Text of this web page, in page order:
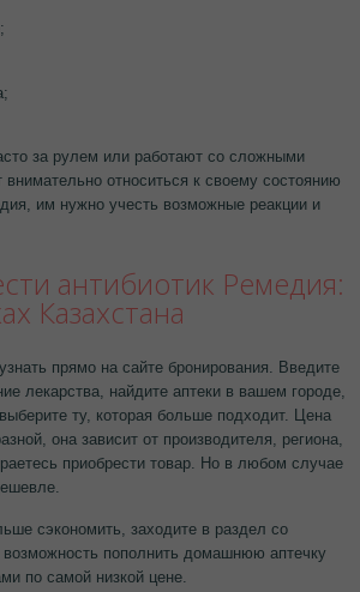
за рулем или работают со сложными
относиться к своему состоянию
им нужно учесть возможные реакции и
антибиотик Ремедия:
Казахстана
прямо на сайте бронирования. Введите
лекарства, найдите аптеки в вашем городе,
ту, которая больше подходит. Цена
она зависит от производителя, региона,
приобрести товар. Но в любом случае
сэкономить, заходите в раздел со
возможность пополнить домашнюю аптечку
по самой низкой цене.